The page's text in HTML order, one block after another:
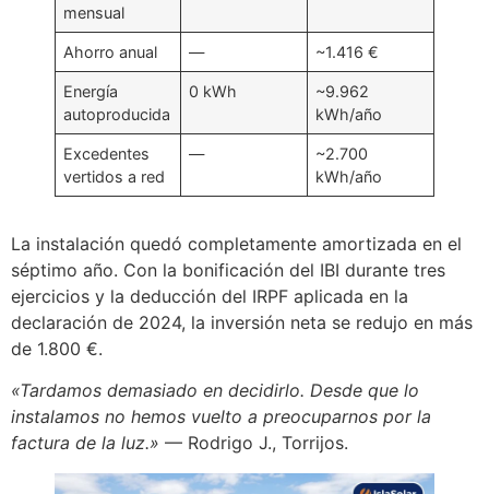
mensual
Ahorro anual — ~1.416 €
Energía
autoproducida
0 kWh
~9.962
kWh/año
Excedentes
vertidos a red
—
~2.700
kWh/año
La instalación quedó completamente amortizada en el
séptimo año. Con la bonificación del IBI durante tres
ejercicios y la deducción del IRPF aplicada en la
declaración de 2024, la inversión neta se redujo en más
de 1.800 €.
«Tardamos demasiado en decidirlo. Desde que lo
instalamos no hemos vuelto a preocuparnos por la
factura de la luz.» — Rodrigo J., Torrijos.